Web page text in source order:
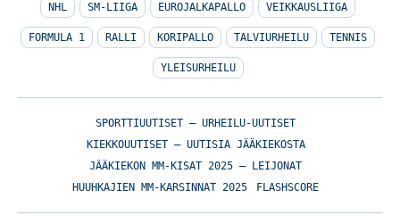
NHL SM-LIIGA EUROJALKAPALLO VEIKKAUSLIIGA
FORMULA 1 RALLI KORIPALLO TALVIURHEILU TENNIS
YLEISURHEILU
SPORTTIUUTISET – URHEILU-UUTISET
KIEKKOUUTISET – UUTISIA JÄÄKIEKOSTA
JÄÄKIEKON MM-KISAT 2025 – LEIJONAT
HUUHKAJIEN MM-KARSINNAT 2025
FLASHSCORE